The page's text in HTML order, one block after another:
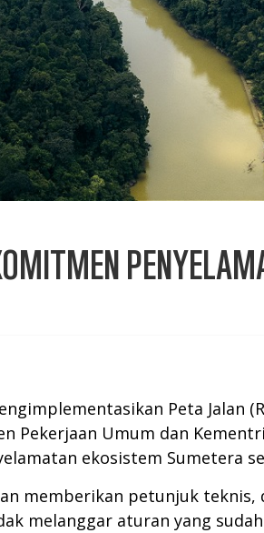
Peta Jalan
Pekerjaan Umum dan
ekosistem Sumetera
memberikan petunjuk
melanggar aturan yang